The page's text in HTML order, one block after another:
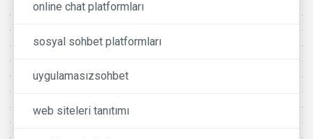
online chat platformları
sosyal sohbet platformları
uygulamasızsohbet
web siteleri tanıtımı